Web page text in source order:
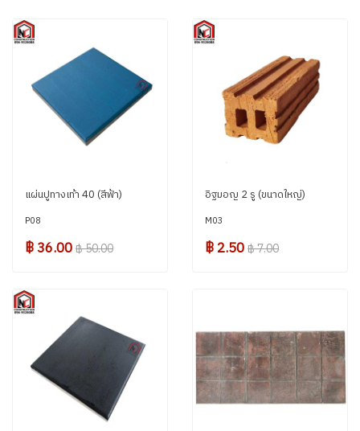
แผ่นปูทางเท้า 40 (สีฟ้า)
P08
฿ 36.00฿ 50.00
อิฐมอญ 2 รู (ขนาดใหญ่)
M03
฿ 2.50฿ 7.00